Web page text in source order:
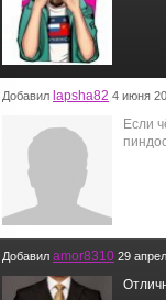
Добавил lapsha82 4 июня
Если
Добавил amor8310 29